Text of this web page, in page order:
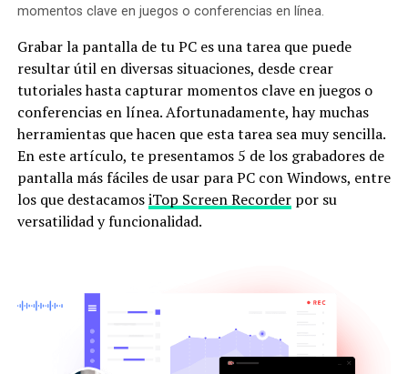
momentos clave en juegos o conferencias en línea.
Grabar la pantalla de tu PC es una tarea que puede
resultar útil en diversas situaciones, desde crear
tutoriales hasta capturar momentos clave en juegos o
conferencias en línea. Afortunadamente, hay muchas
herramientas que hacen que esta tarea sea muy sencilla.
En este artículo, te presentamos 5 de los grabadores de
pantalla más fáciles de usar para PC con Windows, entre
los que destacamosiTop Screen Recorderpor su
versatilidad y funcionalidad.